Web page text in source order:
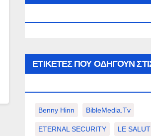
ΕΤΙΚΈΤΕΣ ΠΟΥ ΟΔΗΓΟΎΝ
Benny Hinn BibleMedia.tv
ETERNAL SECURITY LE